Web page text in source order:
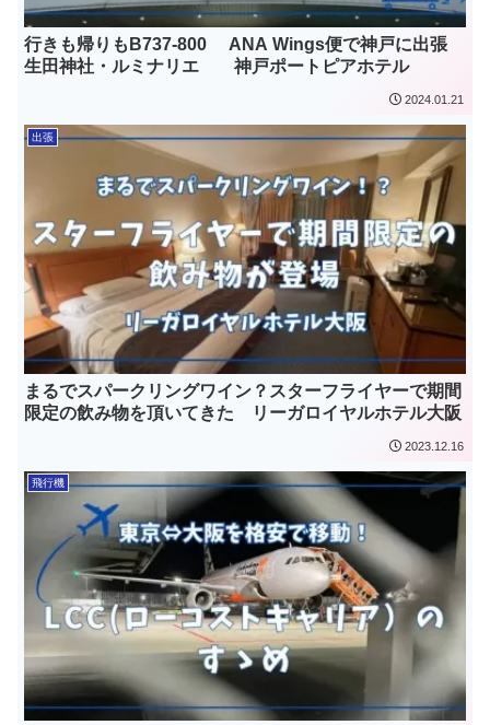
行きも帰りもB737-800 ANA Wings便で神戸に出張
生田神社・ルミナリエ 神戸ポートピアホテル
2024.01.21
出張
まるでスパークリングワイン？スターフライヤーで期間
限定の飲み物を頂いてきた リーガロイヤルホテル大阪
2023.12.16
飛行機